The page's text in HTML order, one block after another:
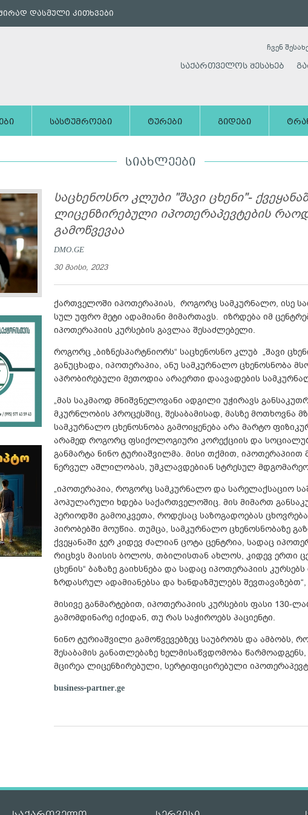
დასმული კითხვები
ჩვენ
საქართველოს შესახებ
სასტუმროები ტურები გიდები
ᲡᲘᲐᲮᲚᲔᲔᲑᲘ
საცხენოსნო კლუბი "შავი ცხენი"-
ლიცენზირებული იპოთერაპევტების
გამოწვევაა
DMO.GE
30 მაისი, 2023
ქართველოში იპოთერაპიას, როგორც სამკურნალო, ისე
სულ უფრო მეტი ადამიანი მიმართავს. იზრდება იმ
იპოთერაპიის კურსების გავლაა შესაძლებელი.
როგორც „ბიზნესპარტნიორს“ საცხენოსნო კლუბ „შავი
განუცხადა, იპოთერაპია, ანუ სამკურნალო ცხენოსნობა
აპრობირებული მეთოდია არაერთი დაავადების
„მას საკმაოდ მნიშვნელოვანი ადგილი უჭირავს
მკურნლობის პროცესშიც, შესაბამისად, მასზე მოთხოვნა
სამკურნალო ცხენოსნობა გამოიყენება არა მარტო
არამედ როგორც ფსიქოლოგიური კორექციის და
განმარტა ნინო ტურიაშვილმა. მისი თქმით,
ნერვულ აშლილობას, უმკლავდებიან სტრესულ
„იპოთერაპია, როგორც სამკურნალო და სარელაქსაციო
პოპულარული ხდება საქართველოშიც. მის მიმართ
პერიოდში გამოიკვეთა, როდესაც საზოგადოებას
პირობებში მოუწია. თუმცა, სამკურნალო ცხენოსნობაზე
ქვეყანაში ჯერ კიდევ ძალიან ცოტა ცენტრია, სადაც
რიცხვს მაისის ბოლოს, თბილისთან ახლოს, კიდევ ერთი
ცხენის“ ბაზაზე გაიხსნება და სადაც იპოთერაპიის
ზრდასრულ ადამიანებსა და ხანდაზმულებს
მისივე განმარტებით, იპოთერაპიის კურსების ფასი 130-
გამომდინარე იქიდან, თუ რას საჭიროებს პაციენტი.
ნინო ტურიაშვილი გამოწვევებზეც საუბრობს და ამბობს,
შესაბამის განათლებაზე ხელმისაწვდომობა წარმოადგენს,
მცირეა ლიცენზირებული, სერტიფიცირებული
business-partner.ge